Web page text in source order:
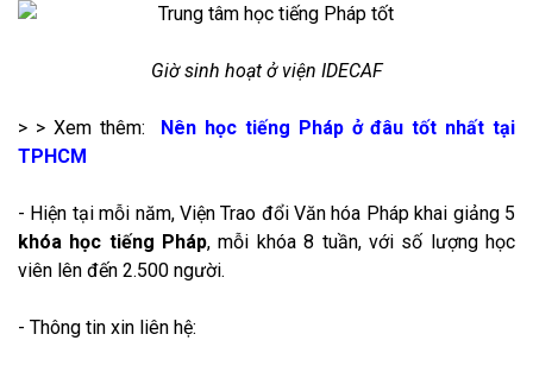
Giờ sinh hoạt ở viện IDECAF
> > Xem thêm: Nên học tiếng Pháp ở đâu tốt nhất tại
TPHCM
- Hiện tại mỗi năm, Viện Trao đổi Văn hóa Pháp khai giảng 5
khóa học tiếng Pháp, mỗi khóa 8 tuần, với số lượng học
viên lên đến 2.500 người.
- Thông tin xin liên hệ: